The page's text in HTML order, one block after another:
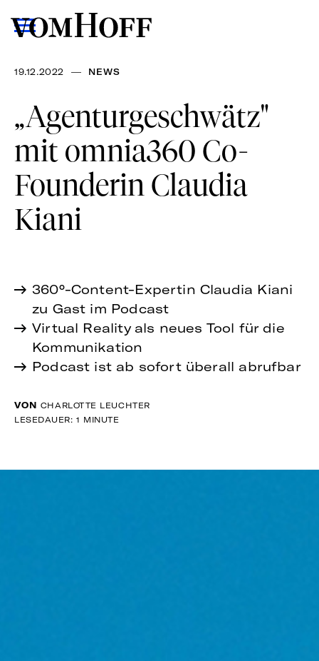
19.12.2022 — NEWS
„Agenturgeschwätz"
mit omnia360 Co-
Founderin Claudia
Kiani
360°-Content-Expertin Claudia Kiani
zu Gast im Podcast
Virtual Reality als neues Tool für die
Kommunikation
Podcast ist ab sofort überall abrufbar
VON CHARLOTTE LEUCHTER
LESEDAUER: 1 MINUTE